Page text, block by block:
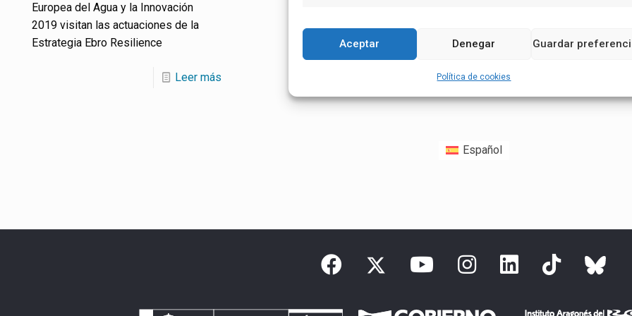
Aceptar Denegar Guardar
Política de cookies
Europea del Agua y la Innovación
2019 visitan las actuaciones de la
Estrategia Ebro Resilience
Leer más
Español